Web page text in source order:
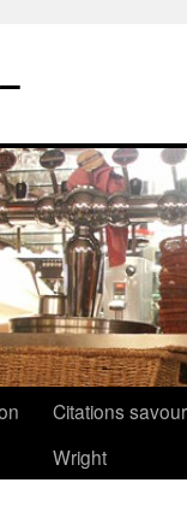
Citations
Wright